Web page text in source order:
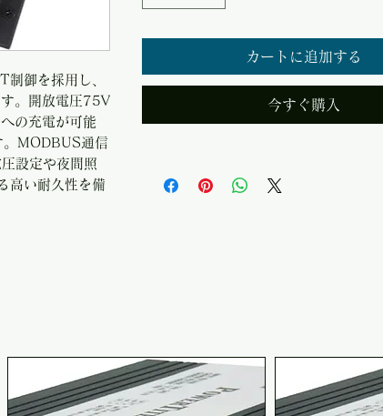
制御を採用し、
。開放電圧75V
の充電が可能
。MODBUS通信
設定や夜間照
高い耐久性を備
カートに追加する
今すぐ購入